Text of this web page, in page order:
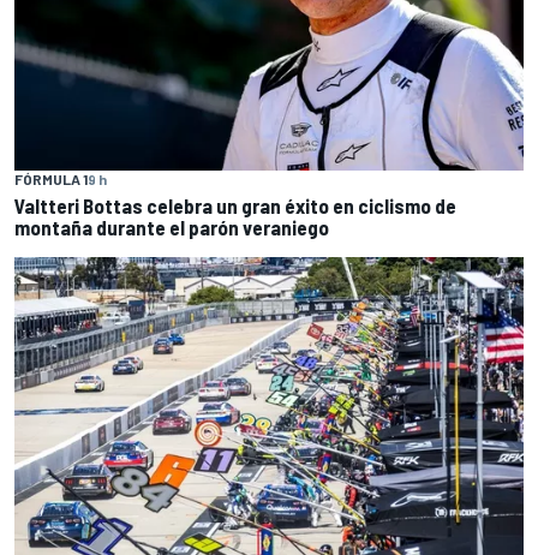
FÓRMULA 19 h
Valtteri Bottas celebra un gran éxito en ciclismo de
montaña durante el parón veraniego